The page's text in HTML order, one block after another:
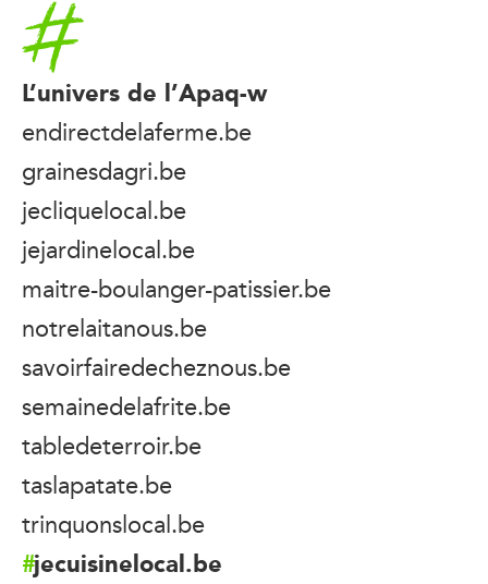
Accueil
L’univers de l’Apaq-w
endirectdelaferme.be
grainesdagri.be
jecliquelocal.be
jejardinelocal.be
maitre-boulanger-patissier.be
notrelaitanous.be
savoirfairedecheznous.be
semainedelafrite.be
tabledeterroir.be
taslapatate.be
trinquonslocal.be
jecuisinelocal.be